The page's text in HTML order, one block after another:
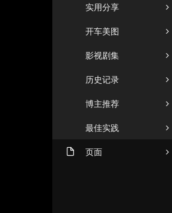
实用分享
开车美图
影视剧集
历史记录
博主推荐
最佳实践
页面